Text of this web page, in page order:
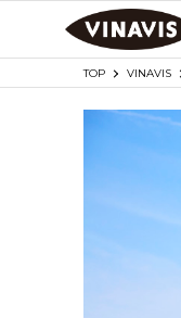
TOP VINAVIS